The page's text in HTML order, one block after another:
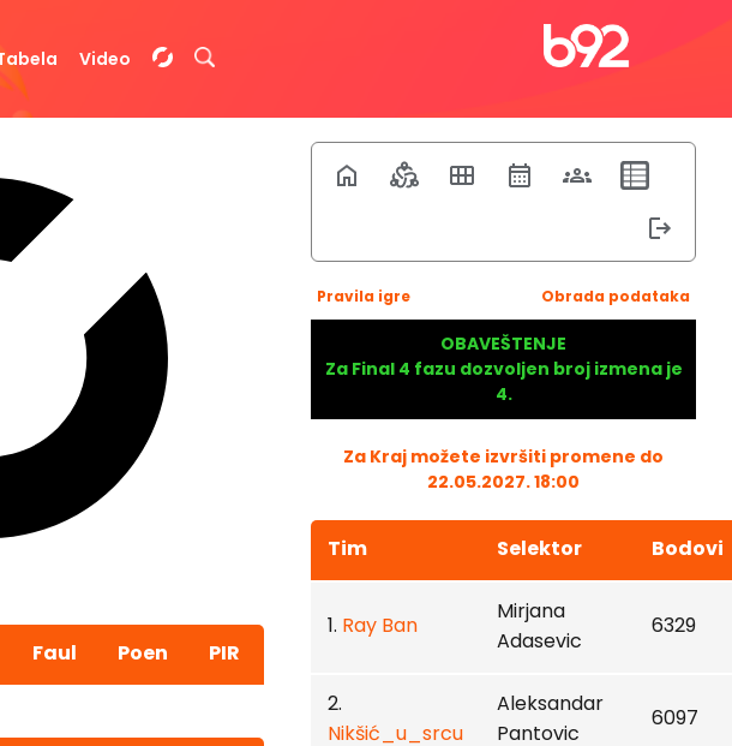
Video
Faul Poen PIR
Pravila igre Obrada podataka
OBAVEŠTENJE
Za Final 4 fazu dozvoljen broj izmena je
4.
Za Kraj možete izvršiti promene do
22.05.2027. 18:00
Tim Selektor Bodovi
1. Ray Ban
Mirjana
Adasevic
6329
2.
Nikšić_u_srcu
Aleksandar
Pantovic
6097